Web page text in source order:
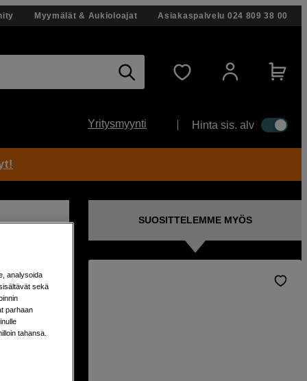
Myymälät & Aukioloajat Asiakaspalvelu 024 809 38 00
Yritysmyynti Hinta sis. alv
SUOSITTELEMME MYÖS
analysoida
sekä
parhaan
tahansa.